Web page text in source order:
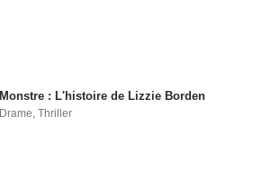
Monstre : L'histoire de Lizzie Borden
Drame,Thriller